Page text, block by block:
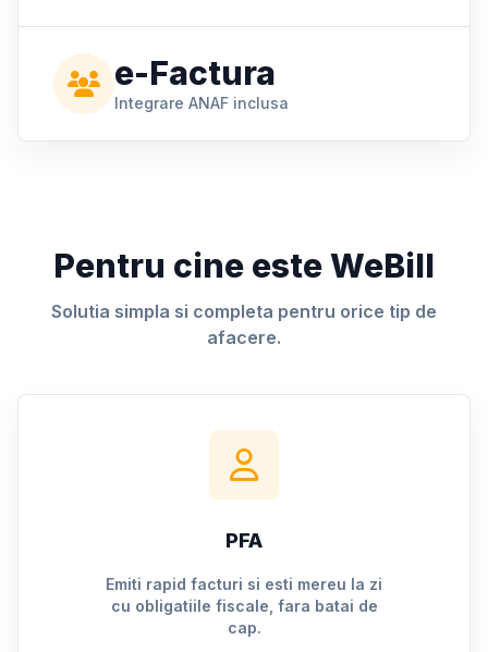
e-Factura
Integrare ANAF inclusa
Pentru cine este WeBill
Solutia simpla si completa pentru orice tip de
afacere.
PFA
Emiti rapid facturi si esti mereu la zi
cu obligatiile fiscale, fara batai de
cap.